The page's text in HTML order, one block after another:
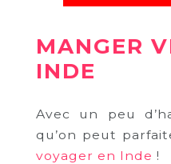
MANGER
INDE
Avec un peu
qu’on peut
voyager en Inde !